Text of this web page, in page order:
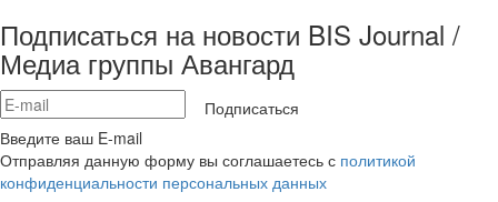
Подписаться на новости BIS Journal /
Медиа группы Авангард
Подписаться
Введите ваш E-mail
Отправляя данную форму вы соглашаетесь с политикой
конфиденциальности персональных данных